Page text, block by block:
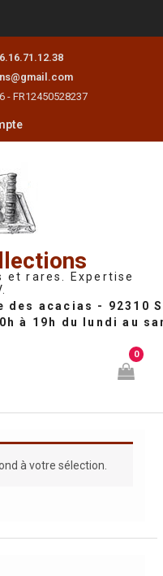
- FR12450528237
et rares. Expertise
0
à votre sélection.